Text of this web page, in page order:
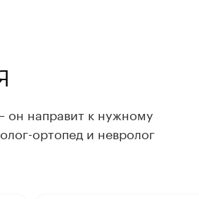
он направит к нужному
ортопед и невролог